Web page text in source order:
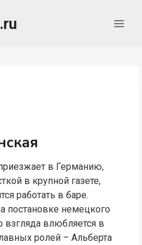
в Германию,
в крупной газете,
работать в баре.
постановке немецкого
влюбляется в
ролей – Альберта